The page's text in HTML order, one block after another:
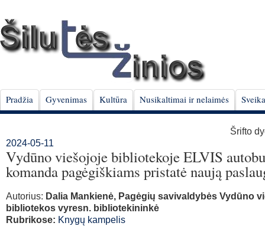
Pradžia Gyvenimas Kultūra Nusikaltimai ir nelaimės
Šrifto
2024-05-11
Vydūno viešojoje bibliotekoje ELVIS
komanda pagėgiškiams pristatė naują
Autorius: Dalia Mankienė, Pagėgių savivaldybės Vydūno
bibliotekos vyresn. bibliotekininkė
Rubrikose: Knygų kampelis